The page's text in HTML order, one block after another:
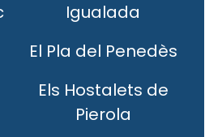
Igualada
El Pla del Penedès
Els Hostalets de
Pierola